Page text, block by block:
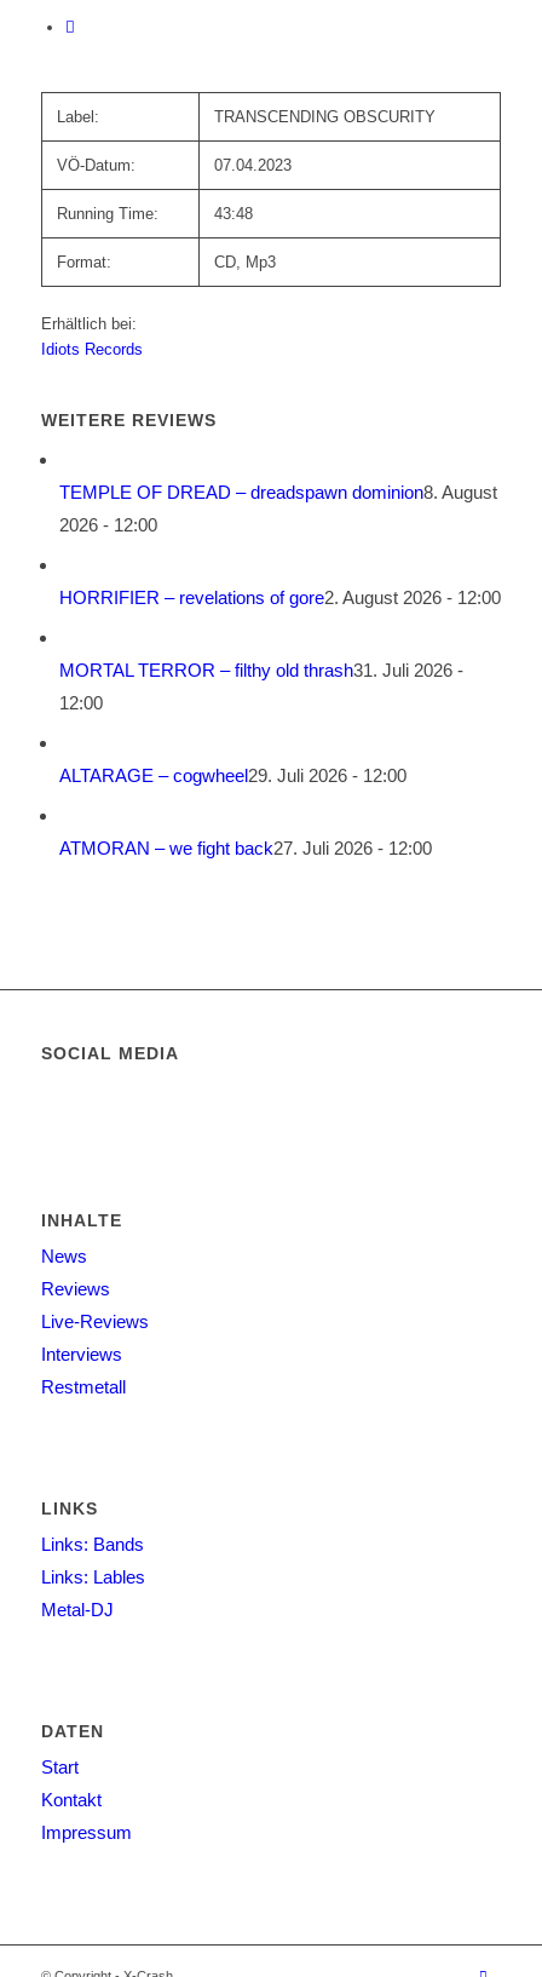
Label: TRANSCENDING OBSCURITY
VÖ-Datum: 07.04.2023
Running Time: 43:48
Format: CD, Mp3
Erhältlich bei:
Idiots Records
WEITERE REVIEWS
TEMPLE OF DREAD – dreadspawn dominion8. August
2026 - 12:00
HORRIFIER – revelations of gore2. August 2026 - 12:00
MORTAL TERROR – filthy old thrash31. Juli 2026 -
12:00
ALTARAGE – cogwheel29. Juli 2026 - 12:00
ATMORAN – we fight back27. Juli 2026 - 12:00
SOCIAL MEDIA
INHALTE
News
Reviews
Live-Reviews
Interviews
Restmetall
LINKS
Links: Bands
Links: Lables
Metal-DJ
DATEN
Start
Kontakt
Impressum